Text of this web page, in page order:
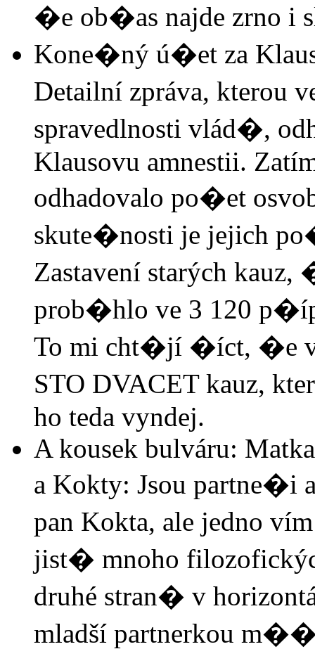
�e ob�as najde zrno i
Kone�ný ú�et za
Detailní zpráva, kterou
spravedlnosti vlád�,
Klausovu amnestii.
odhadovalo po�et
skute�nosti je jejich
Zastavení starých kauz,
prob�hlo ve 3 120
To mi cht�jí �íct, �e v
STO DVACET kauz,
ho teda vyndej.
A kousek bulváru:
a Kokty: Jsou partne�i
pan Kokta, ale jedno
jist� mnoho
druhé stran� v
mladší partnerkou